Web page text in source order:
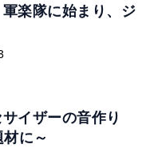
楽隊に始まり、ジ
イザーの音作り
に～